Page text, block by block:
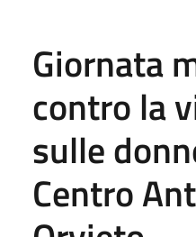
Giornata
contro la
sulle
Centro